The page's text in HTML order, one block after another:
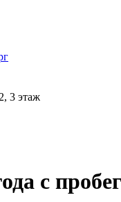
3 этаж
с